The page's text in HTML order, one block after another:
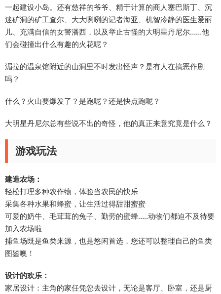
一起建设小岛。还有慈祥的爷爷、精于计算的商人塞巴斯丁、沉
迷矿洞的矿工查尔、大大咧咧的记者海亚、机智冷静的医生爱丽
儿、充满自信的女警潘西，以及举止古怪的大明星丹尼尔……他
们会碰撞出什么有趣的火花呢？
湄拉的温泉馆附近的山洞里不时发出怪声？是有人在搞恶作剧
吗？
什么？火山要爆发了？是跑呢？还是快点跑呢？
大明星丹尼尔总有些说不出的奇怪，他的真正来意究竟是什么？
游戏玩法
建造农场：
轻松打理多种农作物，体验当农民的快乐
采集各种水果和蜂蜜，让生活过得甜甜蜜蜜
可爱的奶牛、毛茸茸的兔子、勤劳的蜜蜂…..动物们都迫不及待要
加入农场啦
捕鱼场既是鱼类来源，也是悠闲首选，您还可以整理自己的鱼类
图鉴噢！
设计的欢乐：
家居设计：主角的家任凭您去设计，无论是客厅、卧室，还是厨